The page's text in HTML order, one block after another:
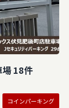
18件
コインパーキング